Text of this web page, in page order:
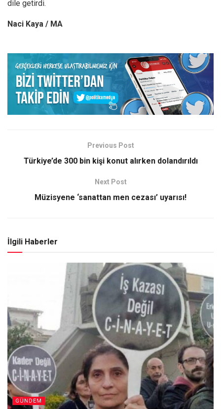
dile getirdi.
Naci Kaya / MA
Previous Post
Türkiye’de 300 bin kişi konut alırken dolandırıldı
Next Post
Müzisyene ‘sanattan men cezası’ uyarısı!
İlgili Haberler
GÜNDEM